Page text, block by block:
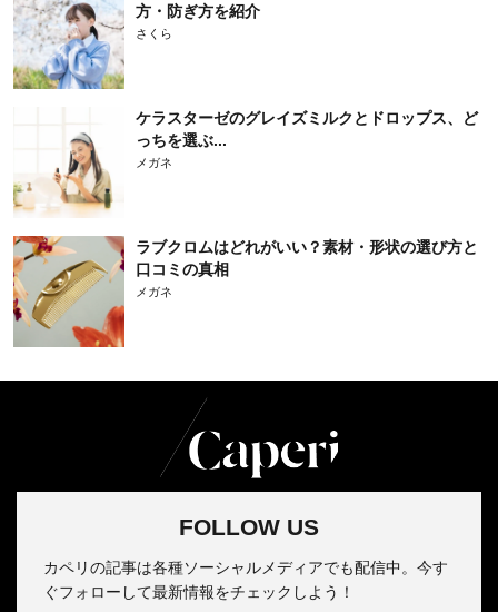
方・防ぎ方を紹介
さくら
ケラスターゼのグレイズミルクとドロップス、ど
っちを選ぶ...
メガネ
ラブクロムはどれがいい？素材・形状の選び方と
口コミの真相
メガネ
FOLLOW US
カペリの記事は各種ソーシャルメディアでも配信中。今す
ぐフォローして最新情報をチェックしよう！